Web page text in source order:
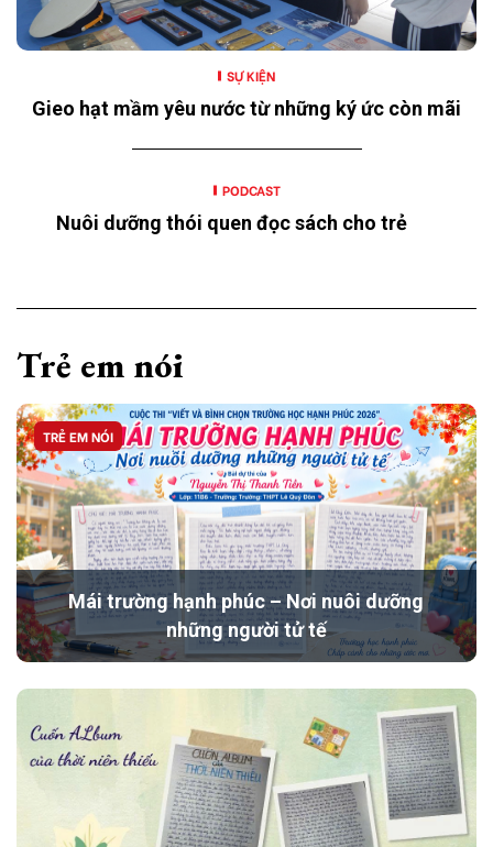
SỰ KIỆN
Gieo hạt mầm yêu nước từ những ký ức còn mãi
PODCAST
Nuôi dưỡng thói quen đọc sách cho trẻ
Trẻ em nói
TRẺ EM NÓI
Mái trường hạnh phúc – Nơi nuôi dưỡng
những người tử tế